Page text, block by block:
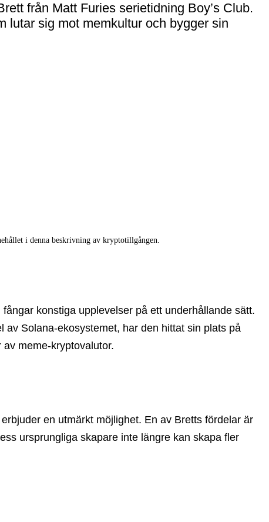
från Matt Furies serietidning Boy’s Club.
lutar sig mot memkultur och bygger sin
i denna beskrivning av kryptotillgången.
konstiga upplevelser på ett underhållande sätt.
av Solana-ekosystemet, har den hittat sin plats på
meme-kryptovalutor.
en utmärkt möjlighet. En av Bretts fördelar är
ursprungliga skapare inte längre kan skapa fler